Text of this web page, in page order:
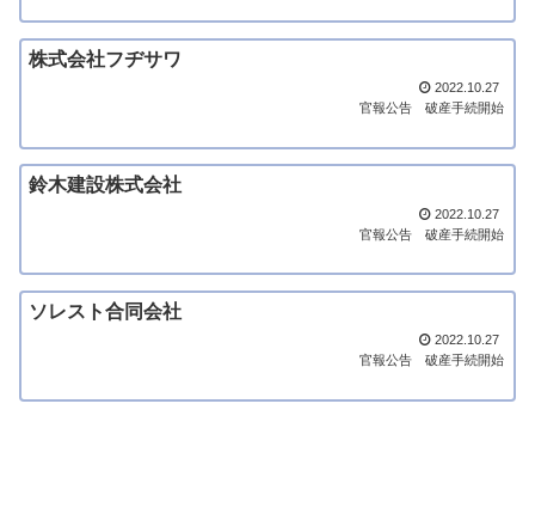
株式会社フヂサワ
2022.10.27
官報公告
破産手続開始
鈴木建設株式会社
2022.10.27
官報公告
破産手続開始
ソレスト合同会社
2022.10.27
官報公告
破産手続開始